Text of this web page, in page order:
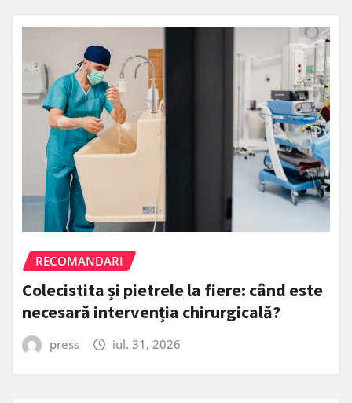
RECOMANDARI
Colecistita și pietrele la fiere: când este
necesară intervenția chirurgicală?
press iul. 31, 2026